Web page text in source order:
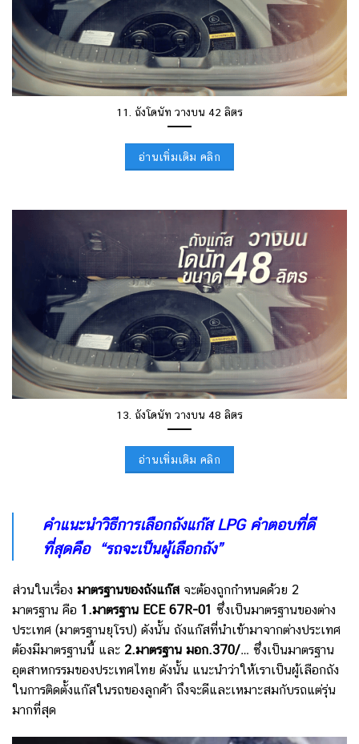
11. ถังโดนัท วางบน 42 ลิตร
อ่านเพิ่มเติม คลิก
13. ถังโดนัท วางบน 48 ลิตร
อ่านเพิ่มเติม คลิก
คำแนะนำวิธีการเลือกถังแก๊สLPG คำตอบที่ดี
ที่สุดคือ “รถจะเป็นผู้เลือกถัง”
ส่วนในเรื่อง มาตรฐานของถังแก๊ส จะต้องถูกกำหนดด้วย 2
มาตรฐาน คือ 1.มาตรฐาน ECE 67R-01 ซึ่งเป็นมาตรฐานของต่าง
ประเทศ (มาตรฐานยุโรป) ดังนั้น ถังแก๊สที่นำเข้ามาจากต่างประเทศ
ต้องมีมาตรฐานนี้ และ 2.มาตรฐาน มอก.370/… ซึ่งเป็นมาตรฐาน
อุตสาหกรรมของประเทศไทย ดังนั้น แนะนำว่าให้เราเป็นผู้เลือกถัง
ในการติดตั้งแก๊สในรถของลูกค้า ถึงจะดีและเหมาะสมกับรถแต่รุ่น
มากที่สุด